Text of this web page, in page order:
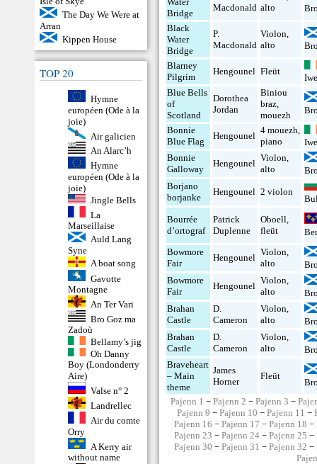
The Day We Were at
Arran
Kippen House
TOP 20
Hymne
européen (Ode à la
joie)
Air galicien
An Alarc’h
Hymne
européen (Ode à la
joie)
Jingle Bells
La
Marseillaise
Auld Lang
Syne
A boat song
Gavotte
Montagne
An Ter Vari
Bro Goz ma
Zadoù
Bellamy’s jig
Oh Danny
Boy (Londonderry
Aire)
Valse n° 2
Landrellec
Air du comte
Orry
A Kerry air
without name
Bridge
Macdonald alto
Black
Water
Bridge
P.
Macdonald
Violon,
alto
Blarney
Pilgrim
Hengounel Fleüt
Blue Bells
of
Scotland
Dorothea
Jordan
Biniou
braz,
mouezh
Bonnie
Blue Flag
Hengounel
4 mouezh,
piano
Bonnie
Galloway
Hengounel
Violon,
alto
Borjano
borjanke
Hengounel 2 violon
Bourrée
d’ortograf
Patrick
Duplenne
Oboell,
fleüt
Bowmore
Fair
Hengounel
Violon,
alto
Bowmore
Fair
Hengounel
Violon,
alto
Brahan
Castle
D.
Cameron
Violon,
alto
Brahan
Castle
D.
Cameron
Violon,
alto
Braveheart
– Main
theme
James
Horner
Fleüt
Pajenn 1 − Pajenn 2 − Pajenn 3 −
Pajenn 9 − Pajenn 10 − Pajenn 11 −
Pajenn 16 −Pajenn 17 −Pajenn 18 −
Pajenn 23 −Pajenn 24 −Pajenn 25 −
Pajenn 30 −Pajenn 31 −Pajenn 32 −